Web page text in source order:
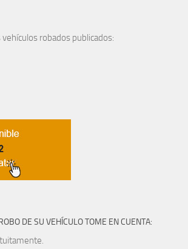
robados publicados:
DE SU VEHÍCULO TOME EN CUENTA: